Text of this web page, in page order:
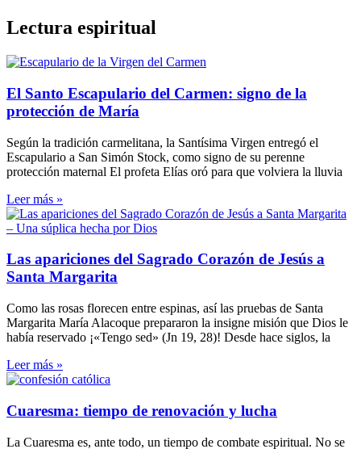
Lectura espiritual
El Santo Escapulario del Carmen: signo de la
protección de María
Según la tradición carmelitana, la Santísima Virgen entregó el
Escapulario a San Simón Stock, como signo de su perenne
protección maternal El profeta Elías oró para que volviera la lluvia
Leer más »
Las apariciones del Sagrado Corazón de Jesús a
Santa Margarita
Como las rosas florecen entre espinas, así las pruebas de Santa
Margarita María Alacoque prepararon la insigne misión que Dios le
había reservado ¡«Tengo sed» (Jn 19, 28)! Desde hace siglos, la
Leer más »
Cuaresma: tiempo de renovación y lucha
La Cuaresma es, ante todo, un tiempo de combate espiritual. No se